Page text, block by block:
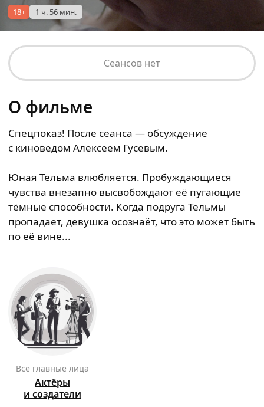
18+ 1 ч. 56 мин.
Сеансов нет
О фильме
Спецпоказ! После сеанса — обсуждение
с киноведом Алексеем Гусевым.
Юная Тельма влюбляется. Пробуждающиеся
чувства внезапно высвобождают её пугающие
тёмные способности. Когда подруга Тельмы
пропадает, девушка осознаёт, что это может быть
по её вине...
Все главные лица
Актёры
и создатели